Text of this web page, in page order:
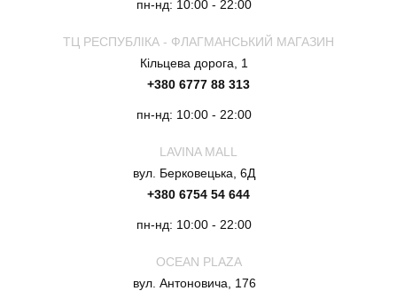
пн-нд: 10:00 - 22:00
ТЦ РЕСПУБЛІКА - ФЛАГМАНСЬКИЙ МАГАЗИН
Кільцева дорога, 1
+380 6777 88 313
пн-нд: 10:00 - 22:00
LAVINA MALL
вул. Берковецька, 6Д
+380 6754 54 644
пн-нд: 10:00 - 22:00
OCEAN PLAZA
вул. Антоновича, 176